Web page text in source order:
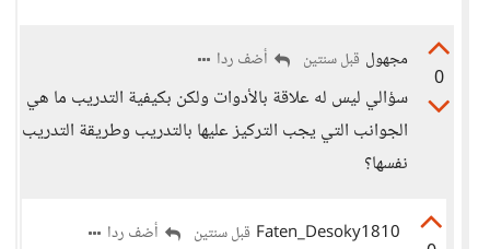
0
مجهول قبل سنتين أضف ردا
سؤالي ليس له علاقة بالأدوات ولكن بكيفية التدريب ما هي
الجوانب التي يجب التركيز عليها بالتدريب وطريقة التدريب
نفسها؟
Faten_Desoky1810 قبل سنتين أضف ردا